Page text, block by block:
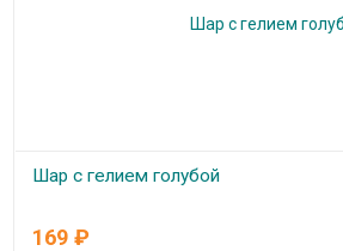
Шар с гелием голубой
169 ₽